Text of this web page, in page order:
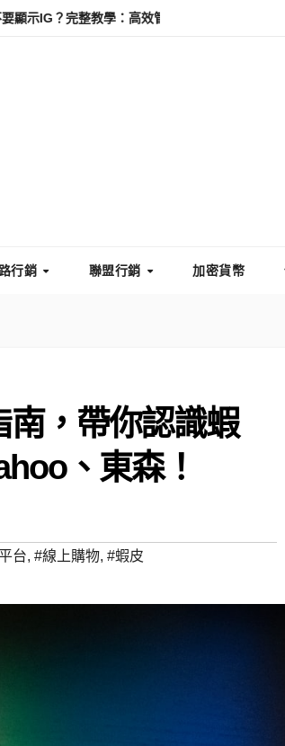
：高效管理你的線上隱私與數據安全
行銷 聯盟行銷 加密貨幣
南，帶你認識蝦
、東森！
台, #線上購物, #蝦皮